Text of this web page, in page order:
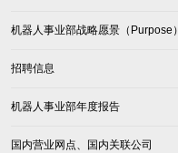
机器人事业部战略愿景（Purpose）
招聘信息
机器人事业部年度报告
国内营业网点、国内关联公司